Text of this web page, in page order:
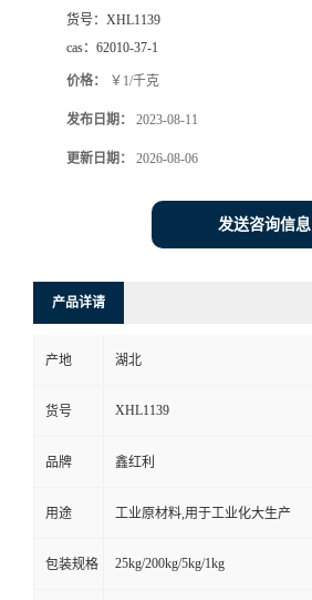
货号： XHL1139
cas： 62010-37-1
价格： ￥1/千克
发布日期： 2023-08-11
更新日期： 2026-08-06
发送咨询信息
产品详请
产地 湖北
货号 XHL1139
品牌 鑫红利
用途 工业原材料,用于工业化大生产
包装规格 25kg/200kg/5kg/1kg